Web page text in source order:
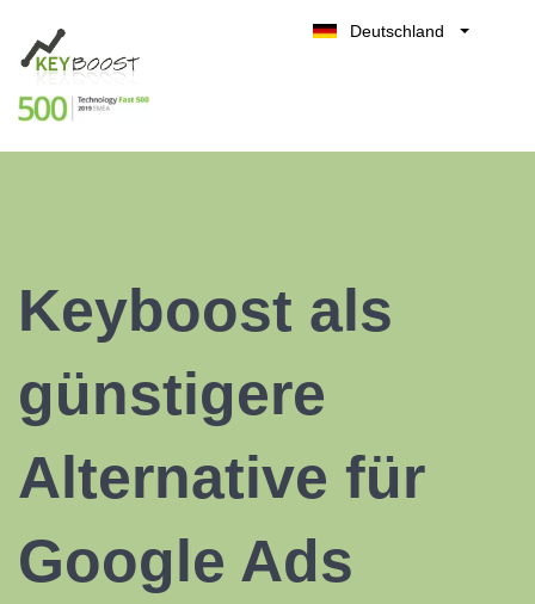
Deutschland
Keyboost als
günstigere
Alternative für
Google Ads